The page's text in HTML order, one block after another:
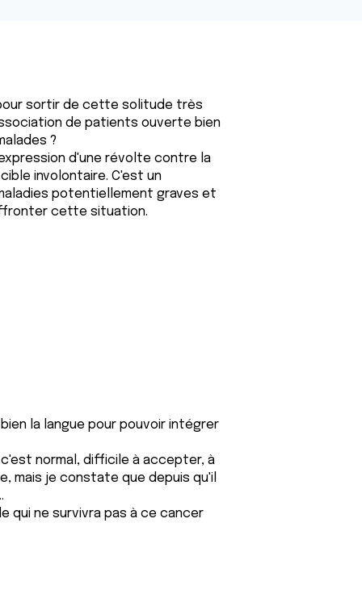
sortir de cette solitude très
de patients ouverte bien
?
d'une révolte contre la
involontaire. C'est un
potentiellement graves et
cette situation.
la langue pour pouvoir intégrer
normal, difficile à accepter, à
mais je constate que depuis qu'il
qui ne survivra pas à ce cancer